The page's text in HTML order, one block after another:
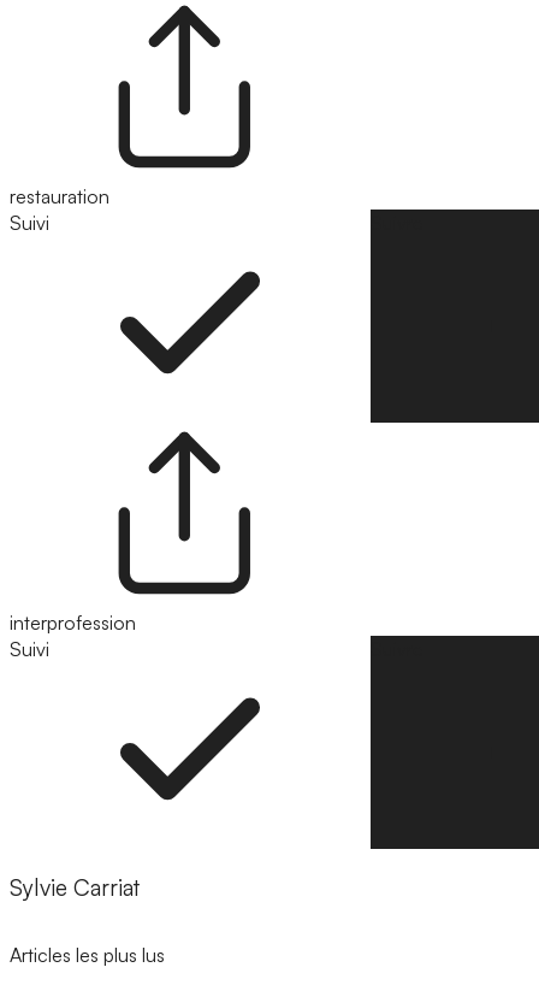
restauration
Suivi
interprofession
Suivi
Sylvie Carriat
Articles les plus lus